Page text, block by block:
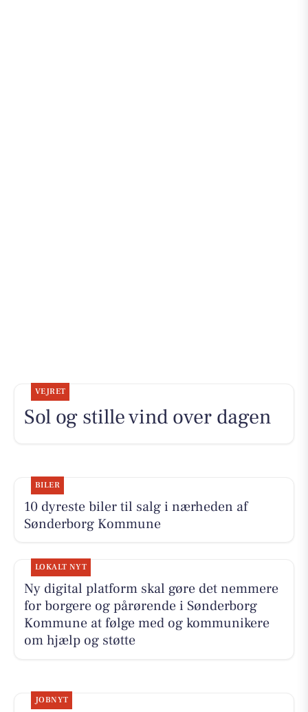
VEJRET
Sol og stille vind over dagen
BILER
10 dyreste biler til salg i nærheden af
Sønderborg Kommune
LOKALT NYT
Ny digital platform skal gøre det nemmere
for borgere og pårørende i Sønderborg
Kommune at følge med og kommunikere
om hjælp og støtte
JOBNYT